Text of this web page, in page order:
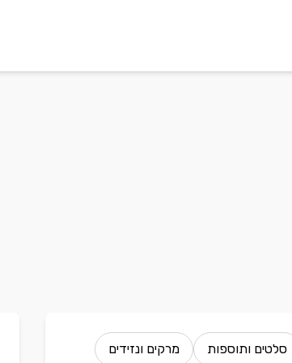
סלטים ותוספות מרקים ונזידים